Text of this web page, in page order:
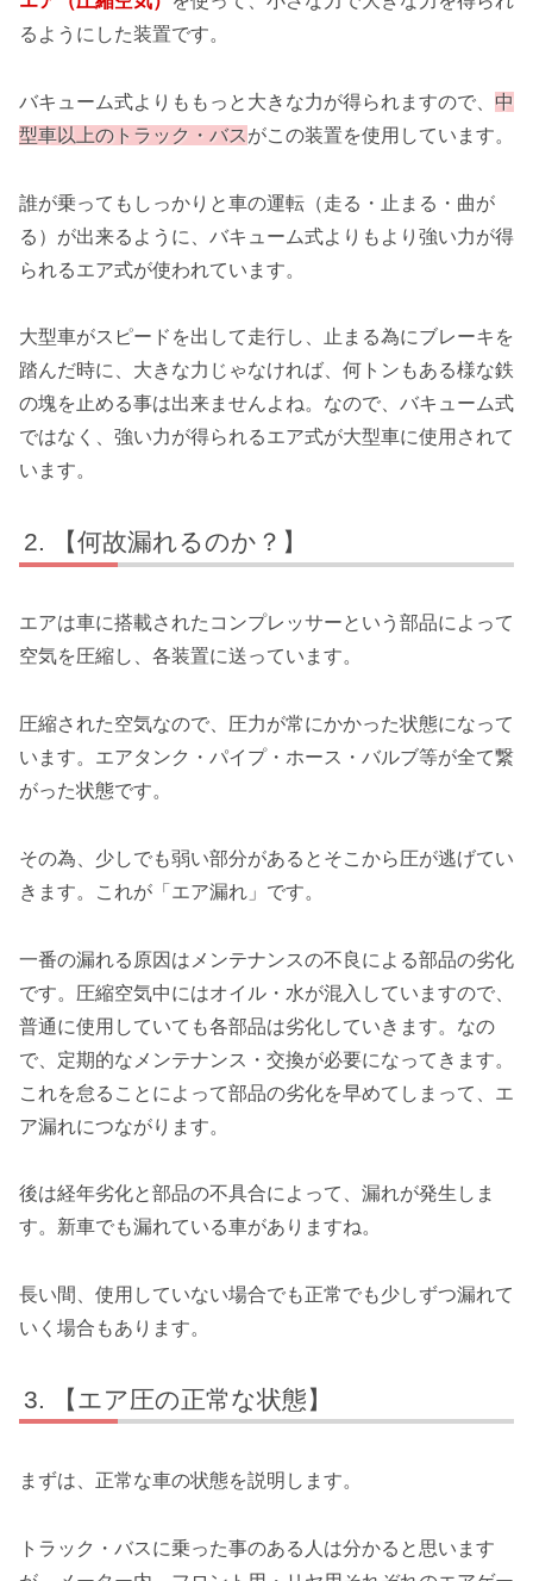
るようにした装置です。
バキューム式よりももっと大きな力が得られますので、 中
型車以上のトラック・バス がこの装置を使用しています。
誰が乗ってもしっかりと車の運転（走る・止まる・曲が
る）が出来るように、バキューム式よりもより強い力が得
られるエア式が使われています。
大型車がスピードを出して走行し、止まる為にブレーキを
踏んだ時に、大きな力じゃなければ、何トンもある様な鉄
の塊を止める事は出来ませんよね。なので、バキューム式
ではなく、強い力が得られるエア式が大型車に使用されて
います。
【何故漏れるのか？】
エアは車に搭載されたコンプレッサーという部品によって
空気を圧縮し、各装置に送っています。
圧縮された空気なので、圧力が常にかかった状態になって
います。エアタンク・パイプ・ホース・バルブ等が全て繋
がった状態です。
その為、少しでも弱い部分があるとそこから圧が逃げてい
きます。これが「エア漏れ」です。
一番の漏れる原因はメンテナンスの不良による部品の劣化
です。圧縮空気中にはオイル・水が混入していますので、
普通に使用していても各部品は劣化していきます。なの
で、定期的なメンテナンス・交換が必要になってきます。
これを怠ることによって部品の劣化を早めてしまって、エ
ア漏れにつながります。
後は経年劣化と部品の不具合によって、漏れが発生しま
す。新車でも漏れている車がありますね。
長い間、使用していない場合でも正常でも少しずつ漏れて
いく場合もあります。
【エア圧の正常な状態】
まずは、正常な車の状態を説明します。
トラック・バスに乗った事のある人は分かると思います